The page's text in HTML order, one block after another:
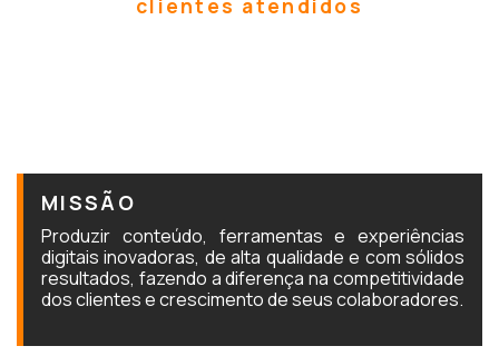
MISSÃO
Produzir conteúdo, ferramentas e experiências
digitais inovadoras, de alta qualidade e com sólidos
resultados, fazendo a diferença na competitividade
dos clientes e crescimento de seus colaboradores.